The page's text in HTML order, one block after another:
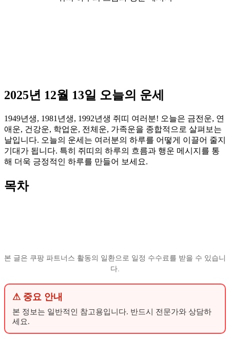
2025년 12월 13일 오늘의 운세
1949년생, 1981년생, 1992년생 쥐띠 여러분! 오늘은 금전운, 연
애운, 건강운, 학업운, 전체운, 가족운을 종합적으로 살펴보는
날입니다. 오늘의 운세는 여러분의 하루를 어떻게 이끌어 줄지
기대가 됩니다. 특히 쥐띠의 하루의 흐름과 행운 메시지를 통
해 더욱 긍정적인 하루를 만들어 보세요.
목차
본 글은 쿠팡 파트너스 활동의 일환으로 일정 수수료를 받을 수 있습니
다.
⚠ 중요 안내
본 정보는 일반적인 참고용입니다. 반드시 전문가와 상담하
세요.